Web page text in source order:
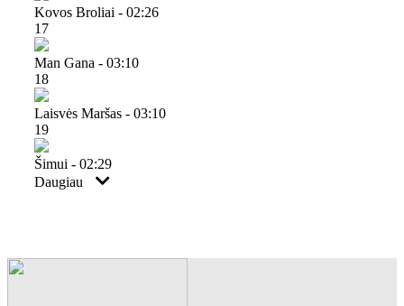
Kovos Broliai - 02:26
17
Man Gana - 03:10
18
Laisvės Maršas - 03:10
19
Šimui - 02:29
Daugiau